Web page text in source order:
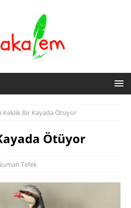
Keklik Bir Kayada Ötüyor
Ötüyor
Tefek